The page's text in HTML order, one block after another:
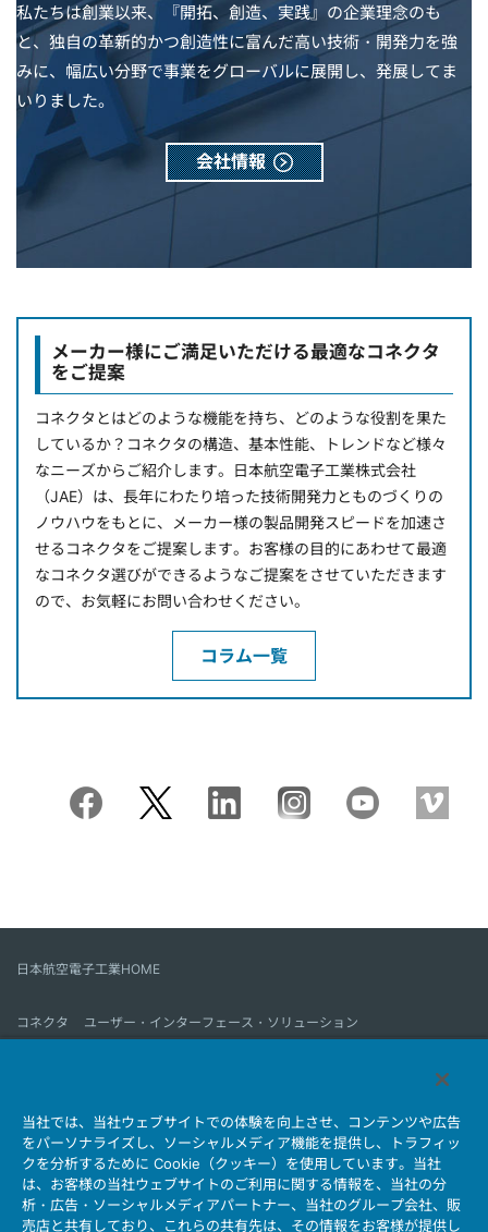
私たちは創業以来、『開拓、創造、実践』の企業理念のも
と、独自の革新的かつ創造性に富んだ高い技術・開発力を強
みに、幅広い分野で事業をグローバルに展開し、発展してま
いりました。
会社情報
メーカー様にご満足いただける最適なコネクタ
をご提案
コネクタとはどのような機能を持ち、どのような役割を果た
しているか？コネクタの構造、基本性能、トレンドなど様々
なニーズからご紹介します。日本航空電子工業株式会社
（JAE）は、長年にわたり培った技術開発力とものづくりの
ノウハウをもとに、メーカー様の製品開発スピードを加速さ
せるコネクタをご提案します。お客様の目的にあわせて最適
なコネクタ選びができるようなご提案をさせていただきます
ので、お気軽にお問い合わせください。
コラム一覧
日本航空電子工業HOME
コネクタ
ユーザー・インターフェース・ソリューション
会社情報 サステナビリティ IR情報 採用情報
会社情報新着一覧
製品情報新着一覧
サイトマップ お問い合わせ
当社では、当社ウェブサイトでの体験を向上させ、コンテンツや広告
をパーソナライズし、ソーシャルメディア機能を提供し、トラフィッ
クを分析するために Cookie（クッキー）を使用しています。当社
は、お客様の当社ウェブサイトのご利用に関する情報を、当社の分
析・広告・ソーシャルメディアパートナー、当社のグループ会社、販
売店と共有しており、これらの共有先は、その情報をお客様が提供し